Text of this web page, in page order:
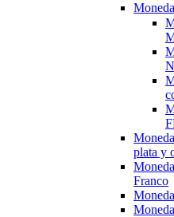
plata y
Franco